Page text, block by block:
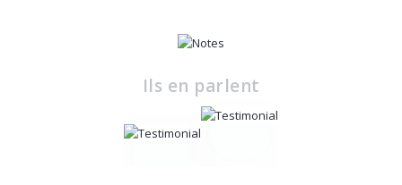
Ils en parlent